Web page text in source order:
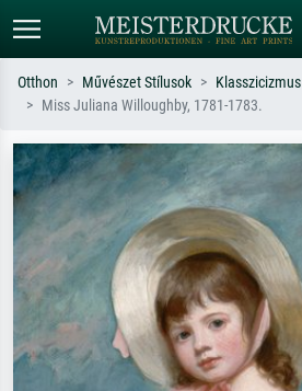
Keressen művész, műcím vagy stílus
szerint – pl. Monet, Csillagos éj,
impresszionizmus, Hokusai-hullám,
akt.
Otthon Művészet Stílusok Klasszicizmus
Miss Juliana Willoughby, 1781-1783.